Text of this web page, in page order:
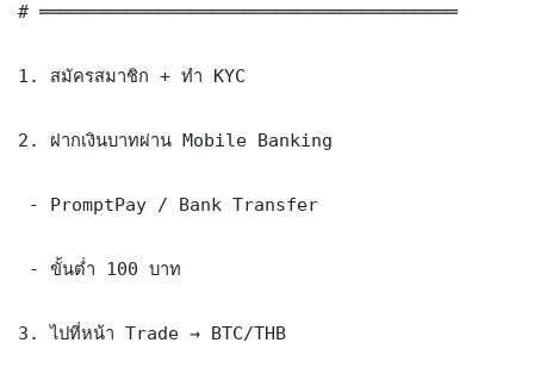
# ═══════════════════════════════════════
1. สมัครสมาชิก + ทำ KYC
2. ฝากเงินบาทผ่าน Mobile Banking
- PromptPay / Bank Transfer
- ขั้นต่ำ 100 บาท
3. ไปที่หน้า Trade → BTC/THB